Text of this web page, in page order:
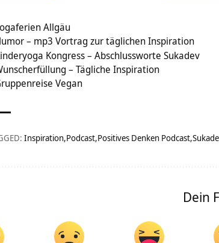
Allgäu
– mp3 Vortrag zur täglichen Inspiration
Kongress – Abschlussworte Sukadev
– Tägliche Inspiration
Vegan
Inspiration Podcast Positives Denken Podcast
Dein